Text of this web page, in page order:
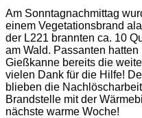
Am Sonntagnachmittag
einem Vegetationsbrand
der L221 brannten ca. 10
am Wald. Passanten
Gießkanne bereits die
vielen Dank für die Hilfe!
blieben die
Brandstelle mit der
nächste warme Woche!